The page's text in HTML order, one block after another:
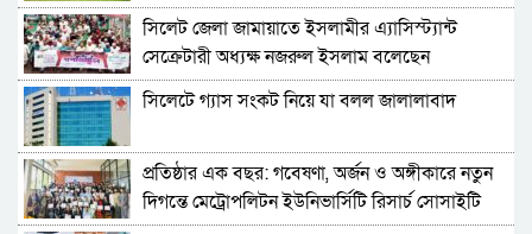
সিলেট জেলা জামায়াতে ইসলামীর এ্যাসিস্ট্যান্ট
সেক্রেটারী অধ্যক্ষ নজরুল ইসলাম বলেছেন
সিলেটে গ্যাস সংকট নিয়ে যা বলল জালালাবাদ
প্রতিষ্ঠার এক বছর: গবেষণা, অর্জন ও অঙ্গীকারে নতুন
দিগন্তে মেট্রোপলিটন ইউনিভার্সিটি রিসার্চ সোসাইটি